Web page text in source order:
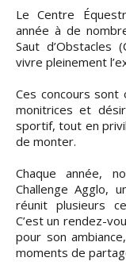
Le Centre
année à de
Saut d’Obstacles
vivre pleinement
Ces concours sont
monitrices et
sportif, tout en
de monter.
Chaque année,
Challenge Agglo,
réunit plusieurs
C’est un rendez-
pour son
moments de